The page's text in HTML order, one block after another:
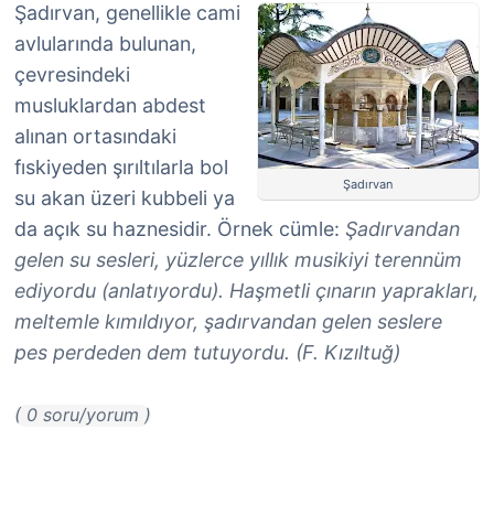
Şadırvan
Şadırvan, genellikle cami
avlularında bulunan,
çevresindeki
musluklardan abdest
alınan ortasındaki
fıskiyeden şırıltılarla bol
su akan üzeri kubbeli ya
da açık su haznesidir. Örnek cümle: Şadırvandan
gelen su sesleri, yüzlerce yıllık musikiyi terennüm
ediyordu (anlatıyordu). Haşmetli çınarın yaprakları,
meltemle kımıldıyor, şadırvandan gelen seslere
pes perdeden dem tutuyordu. (F. Kızıltuğ)
( 0 soru/yorum )